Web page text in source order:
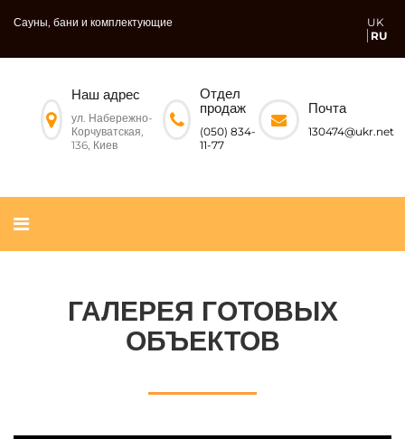
Сауны, бани и комплектующие
UK
RU
Наш адрес
ул. Набережно-
Корчуватская,
136, Киев
Отдел
продаж
(050) 834-
11-77
Почта
130474@ukr.net
ГАЛЕРЕЯ ГОТОВЫХ
ОБЪЕКТОВ